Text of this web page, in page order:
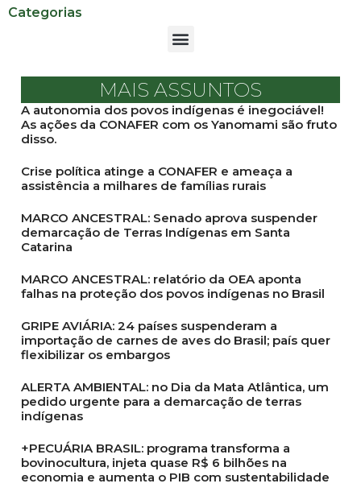
Categorias
MAIS ASSUNTOS
A autonomia dos povos indígenas é inegociável!
As ações da CONAFER com os Yanomami são fruto
disso.
Crise política atinge a CONAFER e ameaça a
assistência a milhares de famílias rurais
MARCO ANCESTRAL: Senado aprova suspender
demarcação de Terras Indígenas em Santa
Catarina
MARCO ANCESTRAL: relatório da OEA aponta
falhas na proteção dos povos indígenas no Brasil
GRIPE AVIÁRIA: 24 países suspenderam a
importação de carnes de aves do Brasil; país quer
flexibilizar os embargos
ALERTA AMBIENTAL: no Dia da Mata Atlântica, um
pedido urgente para a demarcação de terras
indígenas
+PECUÁRIA BRASIL: programa transforma a
bovinocultura, injeta quase R$ 6 bilhões na
economia e aumenta o PIB com sustentabilidade